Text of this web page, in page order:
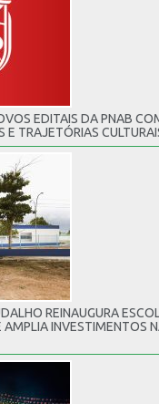
EDITAIS DA PNAB
E TRAJETÓRIAS
REINAUGURA
AMPLIA INVESTIMENTOS